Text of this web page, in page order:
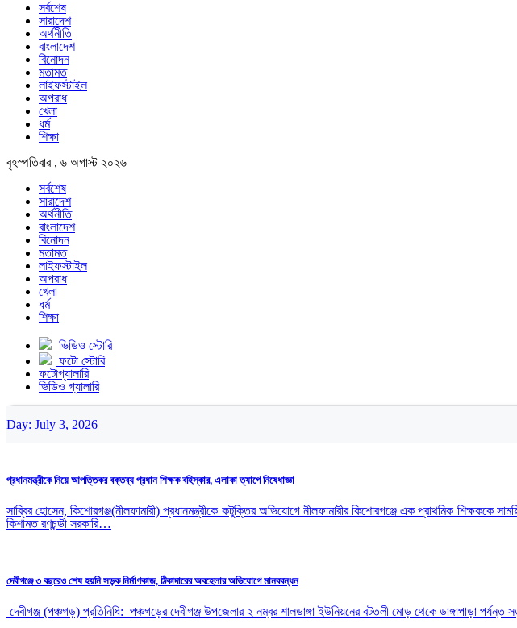
সর্বশেষ
সারাদেশ
অর্থনীতি
বাংলাদেশ
বিনোদন
মতামত
লাইফস্টাইল
অপরাধ
খেলা
ধর্ম
শিক্ষা
বৃহস্পতিবার , ৬ অগাস্ট ২০২৬
সর্বশেষ
সারাদেশ
অর্থনীতি
বাংলাদেশ
বিনোদন
মতামত
লাইফস্টাইল
অপরাধ
খেলা
ধর্ম
শিক্ষা
ভিডিও স্টোরি
ফটো স্টোরি
ফটোগ্যালারি
ভিডিও গ্যালারি
Day: July 3, 2026
প্রধানমন্ত্রীকে নিয়ে আপত্তিকর বক্তব্য প্রধান শিক্ষক বহিস্কার, এলাকা ত্যাগে নিষেধাজ্ঞা
সাব্বির হোসেন, কিশোরগঞ্জ(নীলফামারী) প্রধানমন্ত্রীকে কটুক্তির অভিযোগে নীলফামারীর কিশোরগঞ্জে এক প্রাথমিক শিক্ষককে
কিশামত রণচন্ডী সরকারি…
দেবীগঞ্জে ৩ বছরেও শেষ হয়নি সড়ক নির্মাণকাজ, ঠিকাদারের অবহেলার অভিযোগে মানববন্ধন
‎দেবীগঞ্জ (পঞ্চগড়) প্রতিনিধি: ‎ ‎পঞ্চগড়ের দেবীগঞ্জ উপজেলার ২ নম্বর শালডাঙ্গা ইউনিয়নের বটতলী মোড় থেকে ডাঙ্গাপাড়া